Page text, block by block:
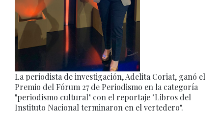
La periodista de investigación, Adelita Coriat, ganó el
Premio del Fórum 27 de Periodismo en la categoría
"periodismo cultural" con el reportaje "Libros del
Instituto Nacional terminaron en el vertedero".